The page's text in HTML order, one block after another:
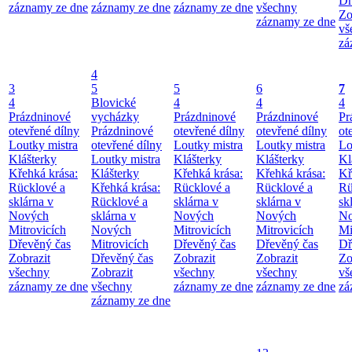
záznamy ze dne záznamy ze dne záznamy ze dne všechny
záznamy ze dne
3
4
Prázdninové
otevřené dílny
Loutky mistra
Klášterky
Křehká krása:
Rücklové a
sklárna v
Nových
Mitrovicích
Dřevěný čas
Zobrazit
všechny
záznamy ze dne
4
5
Blovické
vycházky
Prázdninové
otevřené dílny
Loutky mistra
Klášterky
Křehká krása:
Rücklové a
sklárna v
Nových
Mitrovicích
Dřevěný čas
Zobrazit
všechny
záznamy ze dne
5
4
Prázdninové
otevřené dílny
Loutky mistra
Klášterky
Křehká krása:
Rücklové a
sklárna v
Nových
Mitrovicích
Dřevěný čas
Zobrazit
všechny
záznamy ze dne
6
4
Prázdninové
otevřené dílny
Loutky mistra
Klášterky
Křehká krása:
Rücklové a
sklárna v
Nových
Mitrovicích
Dřevěný čas
Zobrazit
všechny
záznamy ze dne
7
4